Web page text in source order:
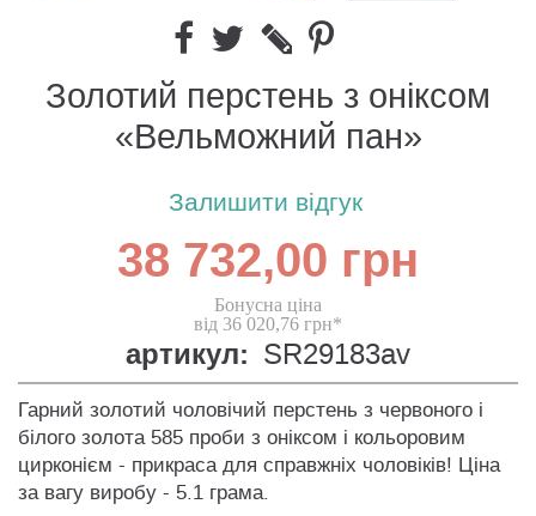
Золотий перстень з оніксом
«Вельможний пан»
Залишити відгук
38 732,00 грн
Бонусна ціна
від 36 020,76 грн*
артикул: SR29183av
Гарний золотий чоловічий перстень з червоного і
білого золота 585 проби з оніксом і кольоровим
цирконієм - прикраса для справжніх чоловіків! Ціна
за вагу виробу - 5.1 грама.